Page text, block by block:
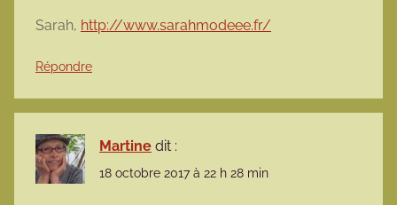
Sarah, http://www.sarahmodeee.fr/
Répondre
Martine dit :
18 octobre 2017 à 22 h 28 min